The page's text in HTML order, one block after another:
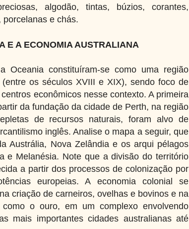
algodão, tintas, búzios, corantes,
porcelanas e chás.
E A ECONOMIA AUSTRALIANA
Oceania constituíram-se como uma região
os séculos XVIII e XIX), sendo foco de
econômicos nesse contexto. A primeira
da fundação da cidade de Perth, na região
de recursos naturais, foram alvo de
inglês. Analise o mapa a seguir, que
Austrália, Nova Zelândia e os arqui pélagos
e Melanésia. Note que a divisão do território
a partir dos processos de colonização por
europeias. A economia colonial se
criação de carneiros, ovelhas e bovinos e na
o ouro, em um complexo envolvendo
mais importantes cidades australianas até